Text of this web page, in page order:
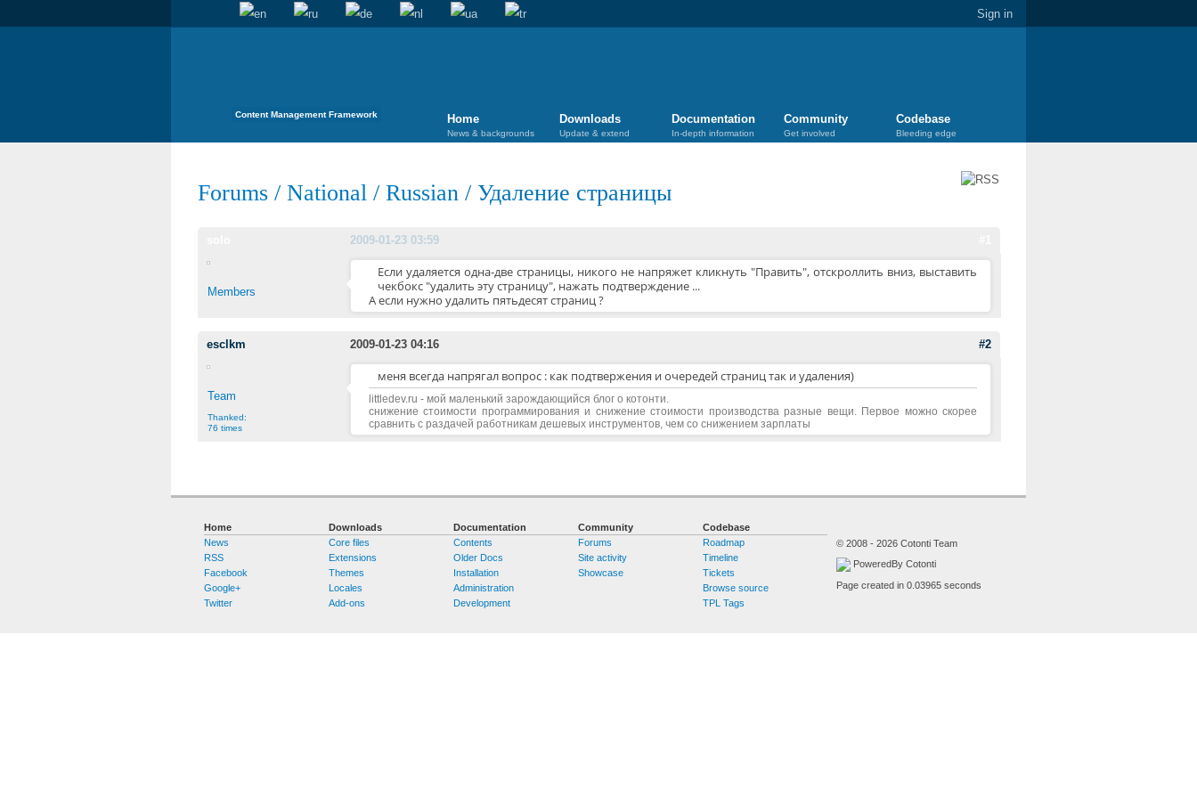
Sign in
Content Management Framework Home
News & backgrounds
Downloads
Update & extend
Documentation
In-depth information
Community
Get involved
Codebase
Bleeding edge
Forums / National / Russian / Удаление страницы
2009-01-23 03:59
Members
Если удаляется одна-две страницы, никого не напряжет кликнуть "Править", отскроллить вниз, выставить
чекбокс "удалить эту страницу", нажать подтверждение ...
А если нужно удалить пятьдесят страниц ?
esclkm #2
2009-01-23 04:16
Team
Thanked:
76 times
меня всегда напрягал вопрос : как подтвержения и очередей страниц так и удаления)
littledev.ru - мой маленький зарождающийся блог о котонти.
снижение стоимости программирования и снижение стоимости производства разные вещи. Первое можно скорее
сравнить с раздачей работникам дешевых инструментов, чем со снижением зарплаты
Home
News
RSS
Facebook
Google+
Twitter
Downloads
Core files
Extensions
Themes
Locales
Add-ons
Documentation
Contents
Older Docs
Installation
Administration
Development
Community
Forums
Site activity
Showcase
Codebase
Roadmap
Timeline
Tickets
Browse source
TPL Tags
© 2008 - 2026 Cotonti Team
PoweredBy Cotonti
Page created in 0.03965 seconds